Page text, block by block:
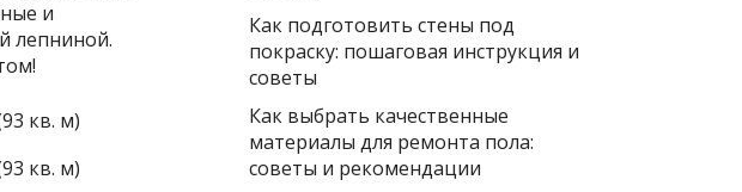
и
лепниной.
Как подготовить стены под
покраску: пошаговая инструкция и
советы
Как выбрать качественные
материалы для ремонта пола:
советы и рекомендации